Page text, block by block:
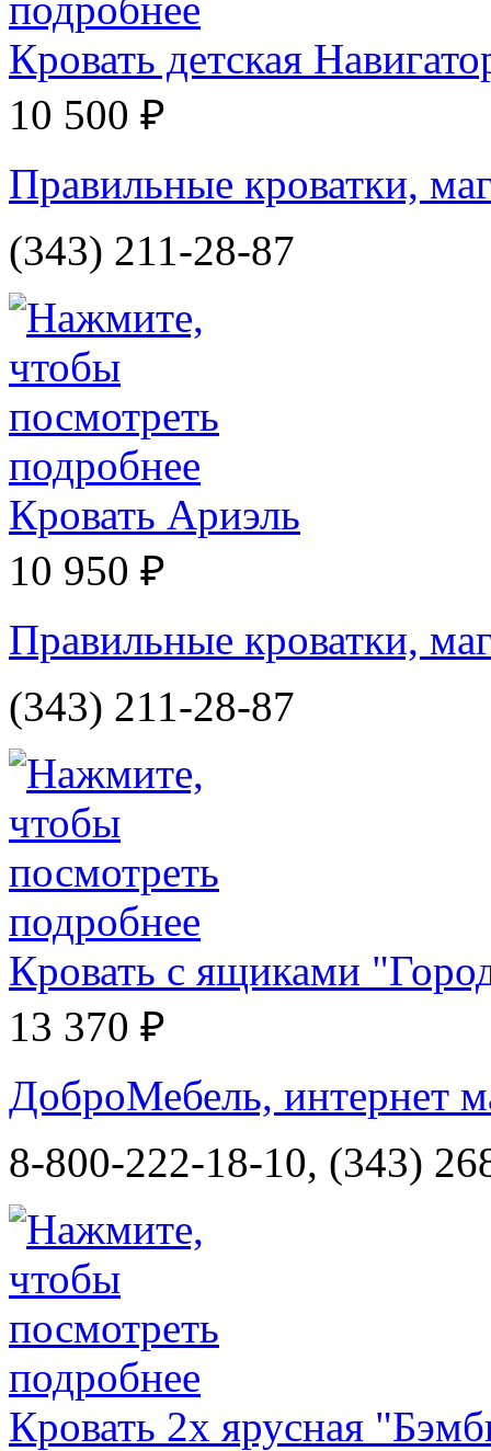
Кровать детская
10 500 ₽
Правильные кроватки,
(343) 211-28-87
Кровать Ариэль
10 950 ₽
Правильные кроватки,
(343) 211-28-87
Кровать с ящиками
13 370 ₽
ДоброМебель, интернет
8-800-222-18-10, (343)
Кровать 2х ярусная